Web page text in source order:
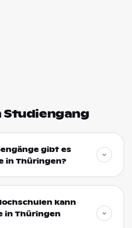
Studiengang
gibt es
in Thüringen?
kann
in Thüringen